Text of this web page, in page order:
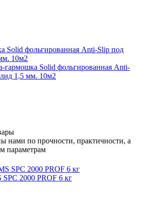
гармошка Solid фольгированная Anti-
1,5 мм. 10м2
нами по прочности, практичности, а
параметрам
2000 PROF 6 кг